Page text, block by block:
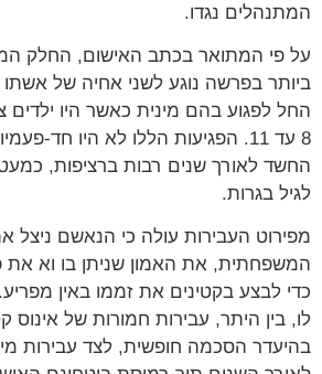
המתנהלים נגדו.
על פי המתואר בכתב האישום, החלק
ביותר בפרשה נוגע לשני אחיה של
החל לפגוע בהם מינית כאשר היו ילדים
8 עד 11. הפגיעות הללו לא היו חד-
החשד לאורך שנים רבות ברציפות,
לגיל בגרות.
מפירוט העבירות עולה כי הנאשם ניצל
המשפחתית, את האמון שניתן בו וא את
כדי לבצע בקטינים את זממו באין
לו, בין היתר, עבירות חמורות של אינוס
בהיעדר הסכמה חופשית, לצד עבירות